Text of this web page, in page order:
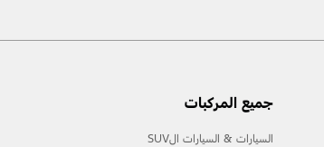
جميع المركبات
السيارات & السيارات الSUV